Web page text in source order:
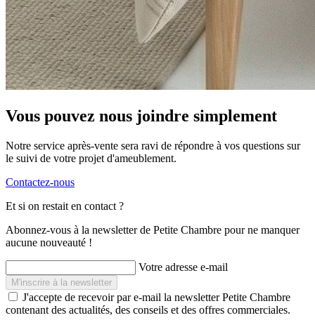
Vous pouvez nous joindre simplement
Notre service après-vente sera ravi de répondre à vos questions sur
le suivi de votre projet d'ameublement.
Contactez-nous
Et si on restait en contact ?
Abonnez-vous à la newsletter de Petite Chambre pour ne manquer
aucune nouveauté !
Votre adresse e-mail
J'accepte de recevoir par e-mail la newsletter Petite Chambre
contenant des actualités, des conseils et des offres commerciales.